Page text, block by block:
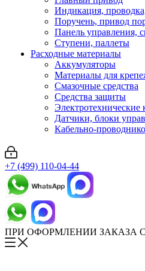
Индикация,
Поручень, привод
Панель управления,
Ступени, паллеты
Расходные материалы
Аккумуляторы
Материалы для
Смазочные средства
Средства защиты
Датчики, блоки
Кабельно-
+7 (499) 110-04-44
ПРИ ОФОРМЛЕНИИ ЗАКАЗА